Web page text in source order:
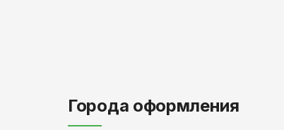
Города оформления